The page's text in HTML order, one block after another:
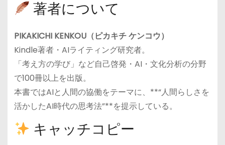
著者について
PIKAKICHI KENKOU（ピカキチ ケンコウ）
Kindle著者・AIライティング研究者。
「考え方の学び」など自己啓発・AI・文化分析の分野
で100冊以上を出版。
本書ではAIと人間の協働をテーマに、**“人間らしさを
活かしたAI時代の思考法”**を提示している。
キャッチコピー